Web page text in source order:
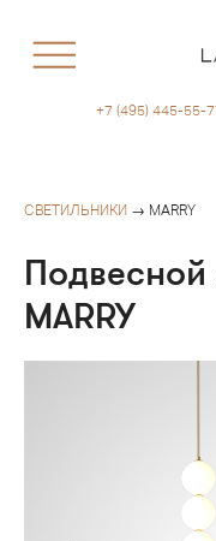
+7 (495) 445-55-
СВЕТИЛЬНИКИ → MARRY
Подвесной
MARRY